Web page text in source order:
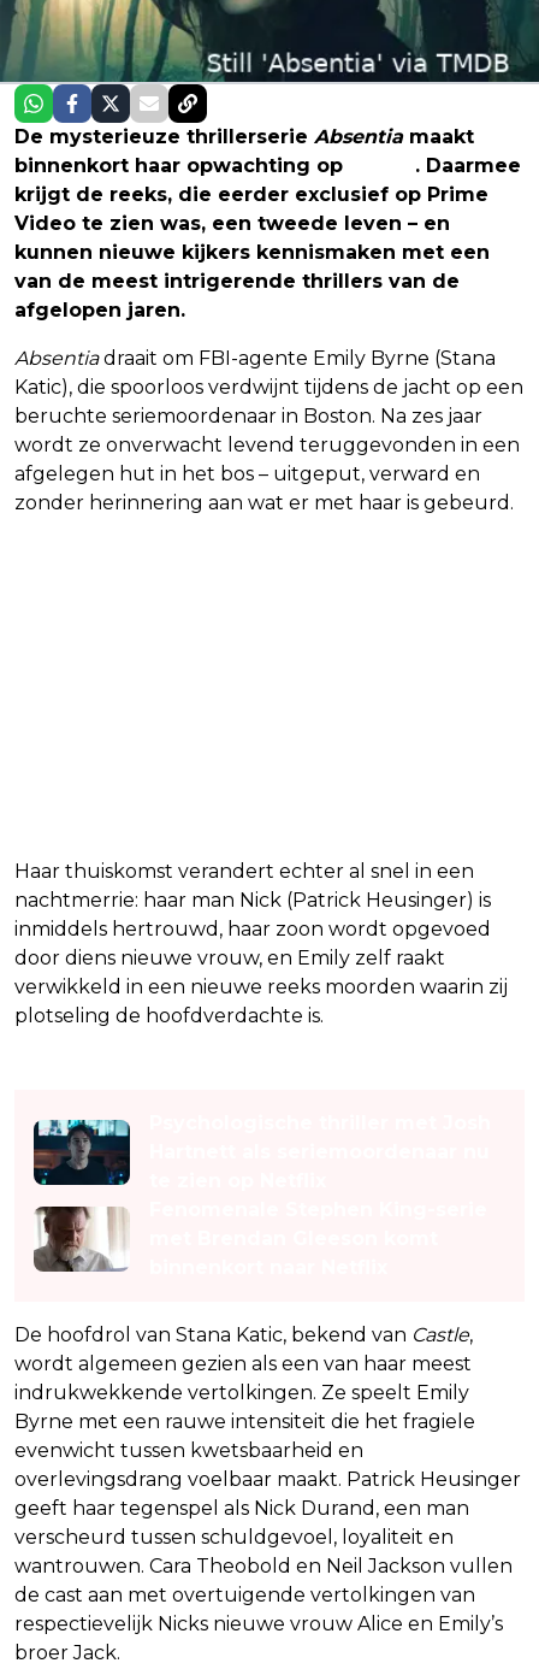
De mysterieuze thrillerserie Absentiamaakt
binnenkort haar opwachting op
. Daarmee
krijgt de reeks, die eerder exclusief op Prime
Video te zien was, een tweede leven – en
kunnen nieuwe kijkers kennismaken met een
van de meest intrigerende thrillers van de
afgelopen jaren.
Absentiadraait om FBI-agente Emily Byrne (Stana
Katic), die spoorloos verdwijnt tijdens de jacht op een
beruchte seriemoordenaar in Boston. Na zes jaar
wordt ze onverwacht levend teruggevonden in een
afgelegen hut in het bos – uitgeput, verward en
zonder herinnering aan wat er met haar is gebeurd.
Haar thuiskomst verandert echter al snel in een
nachtmerrie: haar man Nick (Patrick Heusinger) is
inmiddels hertrouwd, haar zoon wordt opgevoed
door diens nieuwe vrouw, en Emily zelf raakt
verwikkeld in een nieuwe reeks moorden waarin zij
plotseling de hoofdverdachte is.
De hoofdrol van Stana Katic, bekend van Castle,
wordt algemeen gezien als een van haar meest
indrukwekkende vertolkingen. Ze speelt Emily
Byrne met een rauwe intensiteit die het fragiele
evenwicht tussen kwetsbaarheid en
overlevingsdrang voelbaar maakt. Patrick Heusinger
geeft haar tegenspel als Nick Durand, een man
verscheurd tussen schuldgevoel, loyaliteit en
wantrouwen. Cara Theobold en Neil Jackson vullen
de cast aan met overtuigende vertolkingen van
respectievelijk Nicks nieuwe vrouw Alice en Emily’s
broer Jack.